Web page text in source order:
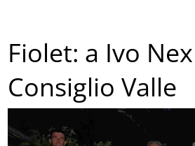
Fiolet: a Ivo
Consiglio Valle